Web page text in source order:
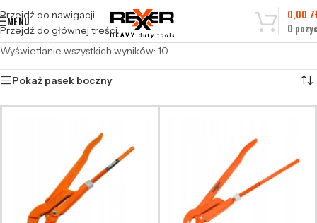
Przejdź do nawigacji
Przejdź do głównej treści
MENU
0
0,00
Wyświetlanie wszystkich wyników: 10
Pokaż pasek boczny